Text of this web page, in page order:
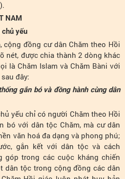
NAM
yếu
đồng cư dân Chăm theo Hồi
nét, được chia thành 2 dòng khác
là Chăm Islam và Chăm Bàni với
đây:
gắn bó và đồng hành cùng dân
chỉ có người Chăm theo Hồi
bó với dân tộc Chăm, mà cư dân
văn hoá đa dạng và phong phú;
gắn kết với dân tộc và cách
góp trong các cuộc kháng chiến
dân tộc trong cộng đồng các dân